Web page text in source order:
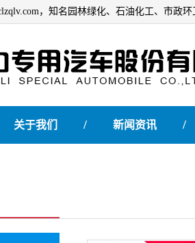
，知名园林绿化、石油化工、市政
关于我们 / 新闻资讯 /